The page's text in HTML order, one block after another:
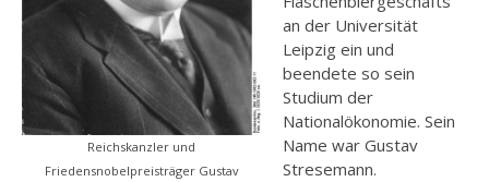
Reichskanzler und
Friedensnobelpreisträger Gustav
an der Universität
Leipzig ein und
beendete so sein
Studium der
Nationalökonomie. Sein
Name war Gustav
Stresemann.